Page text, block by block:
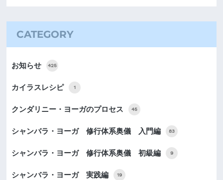
CATEGORY
お知らせ 425
カイラスレシピ 1
クンダリニー・ヨーガのプロセス 45
シャンバラ・ヨーガ 修行体系奥儀 入門編 83
シャンバラ・ヨーガ 修行体系奥儀 初級編 9
シャンバラ・ヨーガ 実践編 19